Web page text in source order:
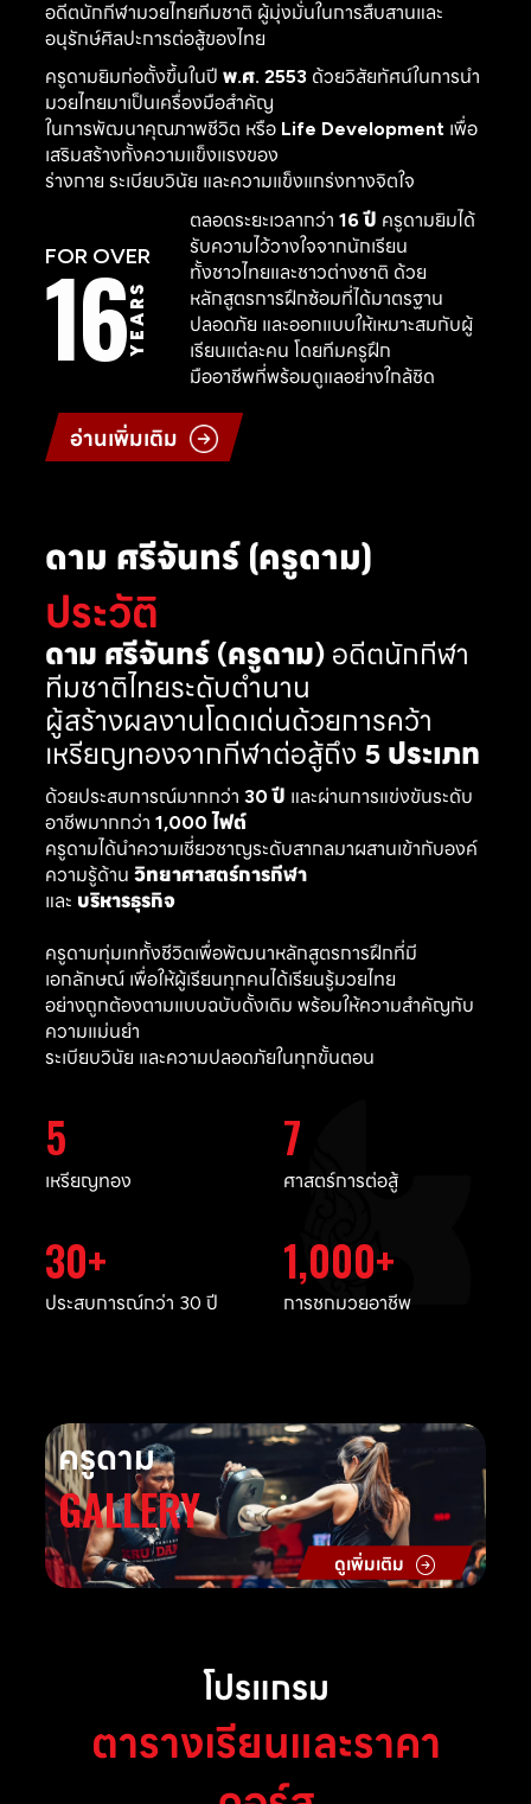
อดีตนักกีฬามวยไทยทีมชาติ ผู้มุ่งมั่นในการสืบสานและ
อนุรักษ์ศิลปะการต่อสู้ของไทย
ครูดามยิมก่อตั้งขึ้นในปี พ.ศ. 2553ด้วยวิสัยทัศน์ในการนำ
มวยไทยมาเป็นเครื่องมือสำคัญ
ในการพัฒนาคุณภาพชีวิต หรือ Life Developmentเพื่อ
เสริมสร้างทั้งความแข็งแรงของ
ร่างกาย ระเบียบวินัย และความแข็งแกร่งทางจิตใจ
FOR OVER
16YEARS
ตลอดระยะเวลากว่า 16 ปี ครูดามยิมได้
รับความไว้วางใจจากนักเรียน
ทั้งชาวไทยและชาวต่างชาติ ด้วย
หลักสูตรการฝึกซ้อมที่ได้มาตรฐาน
ปลอดภัย และออกแบบให้เหมาะสมกับผู้
เรียนแต่ละคน โดยทีมครูฝึก
มืออาชีพที่พร้อมดูแลอย่างใกล้ชิด
อ่านเพิ่มเติม
ดาม ศรีจันทร์ (ครูดาม)
ประวัติ
ดาม ศรีจันทร์ (ครูดาม)อดีตนักกีฬา
ทีมชาติไทยระดับตำนาน
ผู้สร้างผลงานโดดเด่นด้วยการคว้า
เหรียญทองจากกีฬาต่อสู้ถึง 5 ประเภท
ด้วยประสบการณ์มากกว่า 30 ปี และผ่านการแข่งขันระดับ
อาชีพมากกว่า 1,000 ไฟต์
ครูดามได้นำความเชี่ยวชาญระดับสากลมาผสานเข้ากับองค์
ความรู้ด้าน วิทยาศาสตร์การกีฬา
และ บริหารธุรกิจ
ครูดามทุ่มเททั้งชีวิตเพื่อพัฒนาหลักสูตรการฝึกที่มี
เอกลักษณ์ เพื่อให้ผู้เรียนทุกคนได้เรียนรู้มวยไทย
อย่างถูกต้องตามแบบฉบับดั้งเดิม พร้อมให้ความสำคัญกับ
ความแม่นยำ
ระเบียบวินัย และความปลอดภัยในทุกขั้นตอน
5
เหรียญทอง
7
ศาสตร์การต่อสู้
30
ประสบการณ์กว่า 30 ปี
1,000
การชกมวยอาชีพ
ครูดาม
GALLERY
ดูเพิ่มเติม
โปรแกรม
ตารางเรียนและราคา